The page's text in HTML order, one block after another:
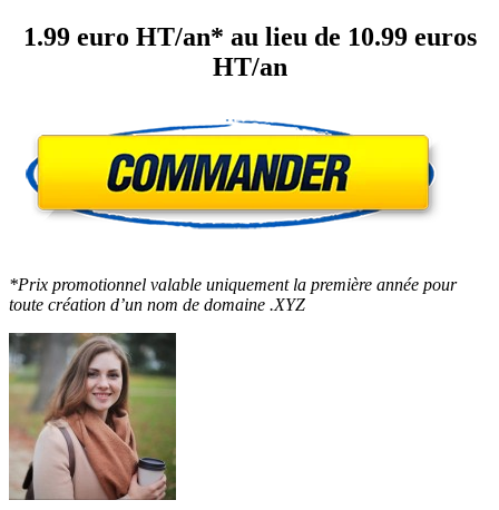
1.99 euro HT/an* au lieu de 10.99 euros
HT/an
*Prix promotionnel valable uniquement la première année pour
toute création d’un nom de domaine .XYZ